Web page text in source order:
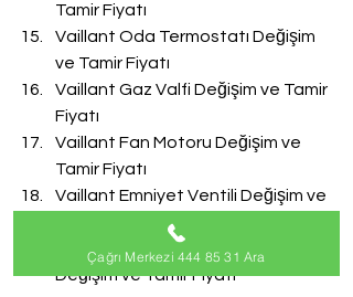
Tamir Fiyatı
Vaillant Oda Termostatı Değişim
ve Tamir Fiyatı
Vaillant Gaz Valfi Değişim ve Tamir
Fiyatı
Vaillant Fan Motoru Değişim ve
Tamir Fiyatı
Vaillant Emniyet Ventili Değişim ve
Vaillant Doldurma Musluğu
Değişim ve Tamir Fiyatı
Çağrı Merkezi 444 85 31 Ara